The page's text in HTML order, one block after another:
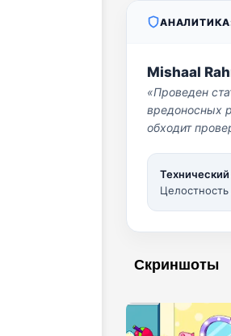
АНАЛИТИКА:
Mishaal
«Проведен
вредоносных
обходит
Технический
Скриншоты